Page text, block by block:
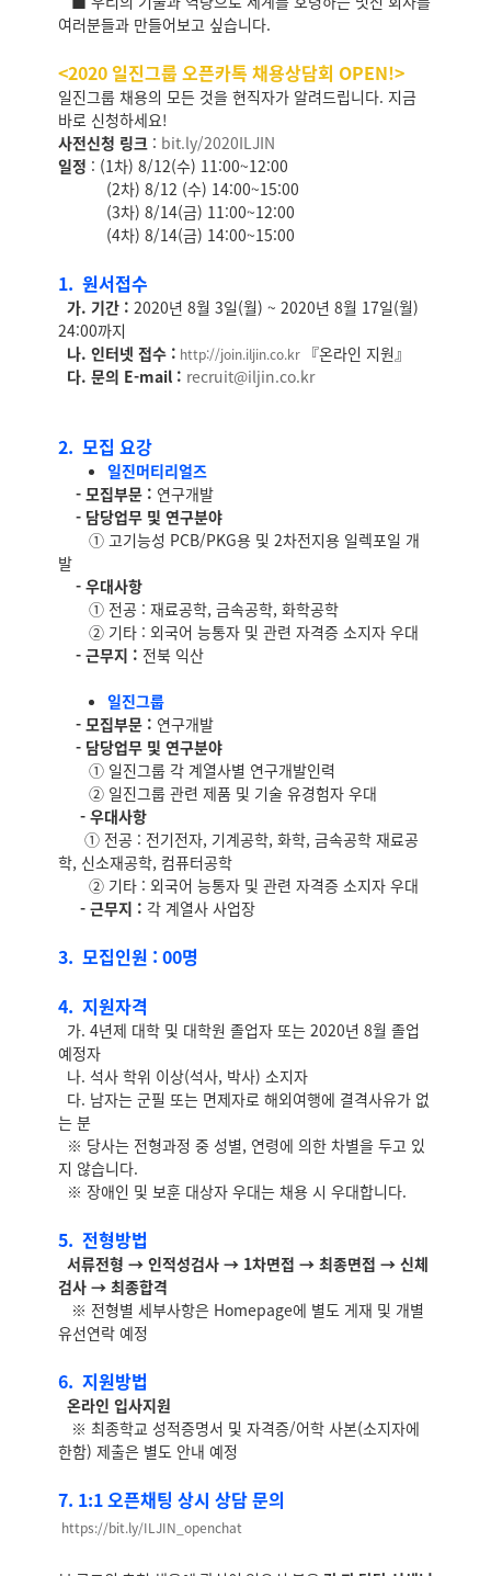
여러분들과 만들어보고 싶습니다.
<2020 일진그룹 오픈카톡 채용상담회 OPEN!>
일진그룹 채용의 모든 것을 현직자가 알려드립니다. 지금
바로 신청하세요!
사전신청 링크 : bit.ly/2020ILJIN
일정 : (1차) 8/12(수) 11:00~12:00
(2차) 8/12 (수) 14:00~15:00
(3차) 8/14(금) 11:00~12:00
(4차) 8/14(금) 14:00~15:00
1. 원서접수
가. 기간 : 2020년 8월 3일(월) ~ 2020년 8월 17일(월)
24:00까지
나. 인터넷 접수 : http://join.iljin.co.kr
『온라인 지원』
다. 문의 E-mail : recruit@iljin.co.kr
2. 모집 요강
일진머티리얼즈
- 모집부문 : 연구개발
- 담당업무 및 연구분야
① 고기능성 PCB/PKG용 및 2차전지용 일렉포일 개
발
- 우대사항
① 전공 : 재료공학, 금속공학, 화학공학
② 기타 : 외국어 능통자 및 관련 자격증 소지자 우대
- 근무지 : 전북 익산
일진그룹
- 모집부문 : 연구개발
- 담당업무 및 연구분야
① 일진그룹 각 계열사별 연구개발인력
② 일진그룹 관련 제품 및 기술 유경험자 우대
- 우대사항
① 전공 : 전기전자, 기계공학, 화학, 금속공학 재료공
학, 신소재공학, 컴퓨터공학
② 기타 : 외국어 능통자 및 관련 자격증 소지자 우대
- 근무지 : 각 계열사 사업장
3. 모집인원 : 00명
4. 지원자격
가. 4년제 대학 및 대학원 졸업자 또는 2020년 8월 졸업
예정자
나. 석사 학위 이상(석사, 박사) 소지자
다. 남자는 군필 또는 면제자로 해외여행에 결격사유가 없
는 분
※ 당사는 전형과정 중 성별, 연령에 의한 차별을 두고 있
지 않습니다.
※ 장애인 및 보훈 대상자 우대는 채용 시 우대합니다.
5. 전형방법
서류전형 → 인적성검사 → 1차면접 → 최종면접 → 신체
검사 → 최종합격
※ 전형별 세부사항은 Homepage에 별도 게재 및 개별
유선연락 예정
6. 지원방법
온라인 입사지원
※ 최종학교 성적증명서 및 자격증/어학 사본(소지자에
한함) 제출은 별도 안내 예정
7. 1:1 오픈채팅 상시 상담 문의
https://bit.ly/ILJIN_openchat